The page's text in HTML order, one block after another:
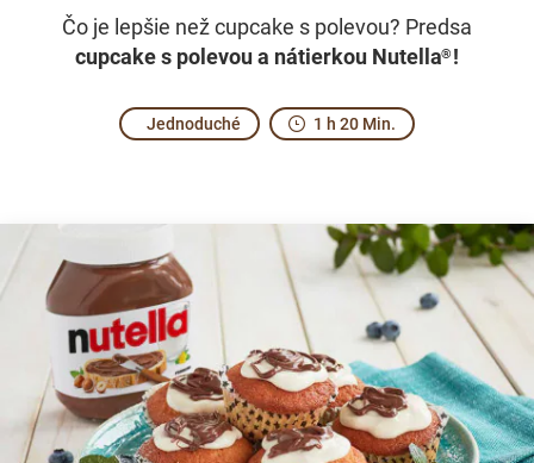
Čo je lepšie než cupcake s polevou? Predsa
cupcake s polevou a nátierkou Nutella® !
Jednoduché 1 h 20 Min.